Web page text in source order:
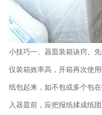
小技巧一、器皿装箱诀窍。
仅装箱效率高，开箱再次使
纸包起来，如不包或多个包
入器皿前，应把报纸揉成纸